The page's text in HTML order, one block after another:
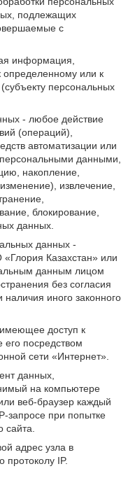
подлежащих
с
информация,
определенному или к
персональных
- любое действие
(операций),
автоматизации или
персональными данными,
накопление,
извлечение,
блокирование,
данных.
данных -
Казахстан» или
данным лицом
без согласия
иного законного
доступ к
его посредством
сети «Интернет».
данных,
на компьютере
веб-браузер каждый
запросе при попытке
сайта.
адрес узла в
протоколу IP.